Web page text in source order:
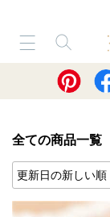
サービス
全ての商品一覧